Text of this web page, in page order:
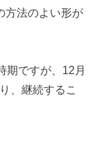
方法のよい形が
期ですが、12月
、継続するこ